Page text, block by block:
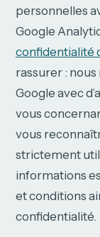
personnelles
Google
confidentialité
rassurer :
Google avec
vous
vous
strictement
informations
et conditions
confidentialité.